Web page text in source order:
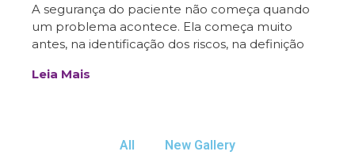
A segurança do paciente não começa quando
um problema acontece. Ela começa muito
antes, na identificação dos riscos, na definição
Leia Mais
All New Gallery